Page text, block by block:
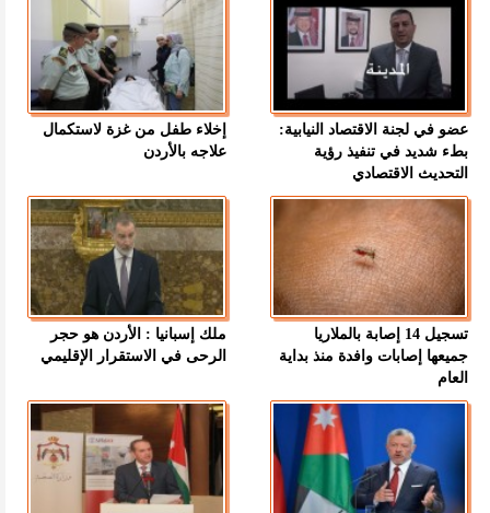
عضو في لجنة الاقتصاد النيابية:
بطء شديد في تنفيذ رؤية
التحديث الاقتصادي
إخلاء طفل من غزة لاستكمال
علاجه بالأردن
تسجيل 14 إصابة بالملاريا
جميعها إصابات وافدة منذ بداية
العام
ملك إسبانيا : الأردن هو حجر
الرحى في الاستقرار الإقليمي